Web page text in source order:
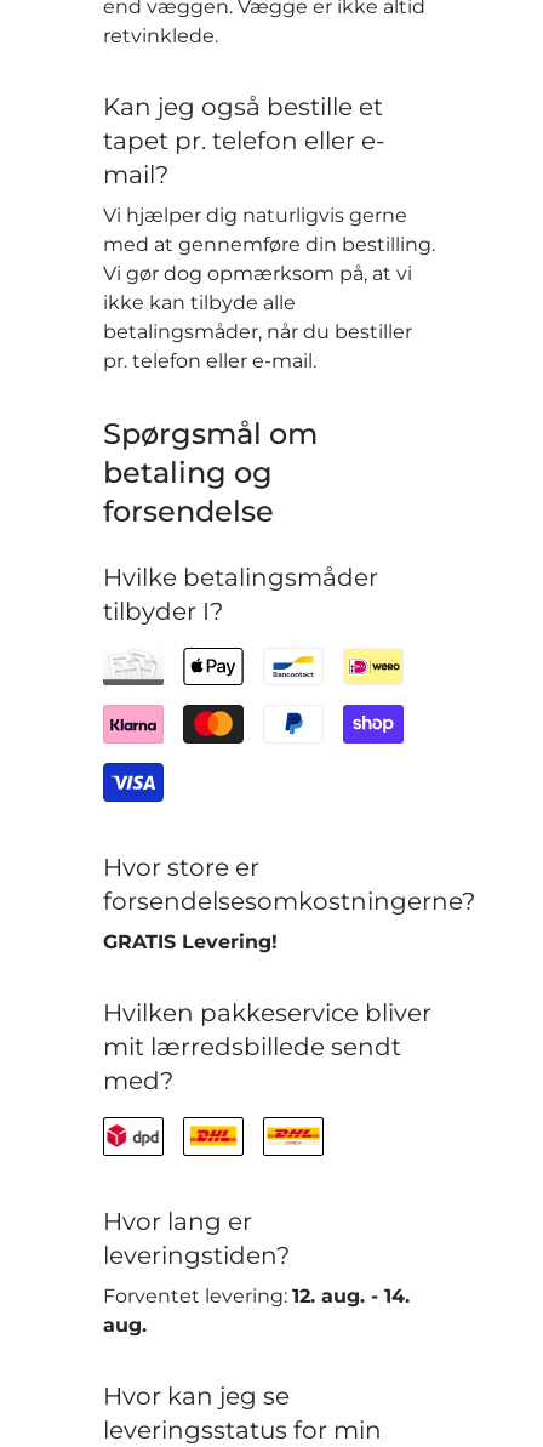
end væggen. Vægge er ikke altid
retvinklede.
Kan jeg også bestille et
tapet pr. telefon eller e-
mail?
Vi hjælper dig naturligvis gerne
med at gennemføre din bestilling.
Vi gør dog opmærksom på, at vi
ikke kan tilbyde alle
betalingsmåder, når du bestiller
pr. telefon eller e-mail.
Spørgsmål om
betaling og
forsendelse
Hvilke betalingsmåder
tilbyder I?
Hvor store er
forsendelsesomkostningerne?
GRATIS Levering!
Hvilken pakkeservice bliver
mit lærredsbillede sendt
med?
Hvor lang er
leveringstiden?
Forventet levering:12. aug. -14.
aug.
Hvor kan jeg se
leveringsstatus for min